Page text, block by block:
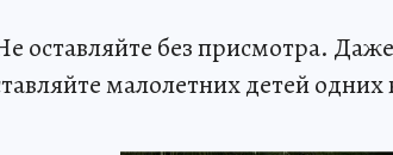
оставляйте без присмотра.
малолетних детей